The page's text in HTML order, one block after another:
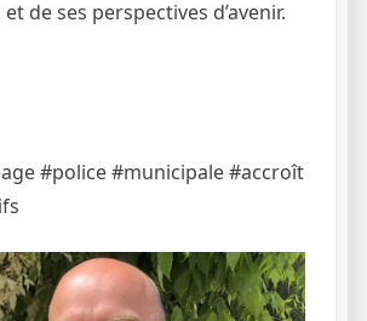
de ses perspectives d’avenir.
#police #municipale #accroît